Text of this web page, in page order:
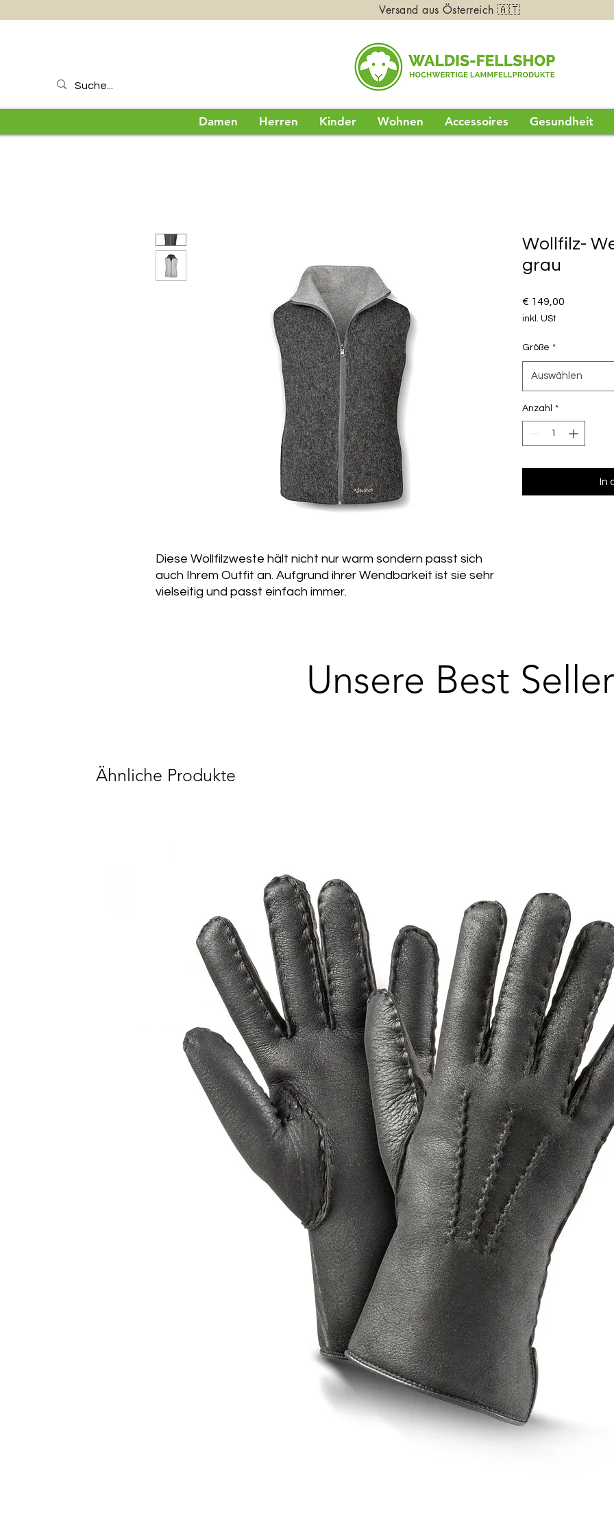
Versand aus Österreich 🇦🇹
Damen Herren Kinder Wohnen Accessoires Gesundheit
Diese Wollfilzweste hält nicht nur warm sondern passt sich
auch Ihrem Outfit an. Aufgrund ihrer Wendbarkeit ist sie sehr
vielseitig und passt einfach immer.
Wollfilz-
grau
€ 149,00
inkl. USt
Größe *
Auswählen
Anzahl *
In
Unsere Best Seller
Ähnliche Produkte